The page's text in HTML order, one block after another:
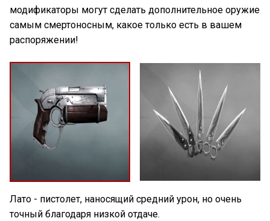
модификаторы могут сделать дополнительное оружие
самым смертоносным, какое только есть в вашем
распоряжении!
Лато - пистолет, наносящий средний урон, но очень
точный благодаря низкой отдаче.